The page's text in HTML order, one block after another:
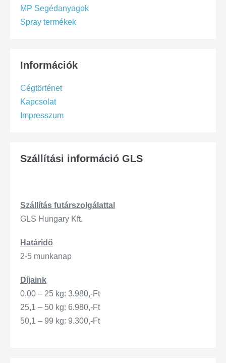
MP Segédanyagok
Spray termékek
Információk
Cégtörténet
Kapcsolat
Impresszum
Szállítási információ GLS
Szállítás futárszo lgálattal
GLS Hungary Kft.
Határidő
2-5 munkanap
Díjaink
0,00 – 25 kg: 3.980,-Ft
25,1 – 50 kg: 6.980,-Ft
50,1 – 99 kg: 9.300,-Ft